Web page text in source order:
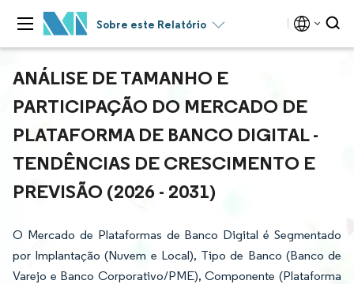
Sobre este Relatório
ANÁLISE DE TAMANHO E
PARTICIPAÇÃO DO MERCADO DE
PLATAFORMA DE BANCO DIGITAL -
TENDÊNCIAS DE CRESCIMENTO E
PREVISÃO (2026 - 2031)
O Mercado de Plataformas de Banco Digital é Segmentado
por Implantação (Nuvem e Local), Tipo de Banco (Banco de
Varejo e Banco Corporativo/PME), Componente (Plataforma